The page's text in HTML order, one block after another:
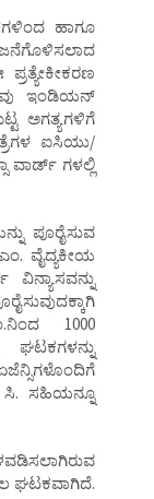
ಹಾಗೂ
ಇಂಡಿಯನ್
ಅಗತ್ಯಗಳಿಗೆ
ಐಸಿಯು/
ವಾರ್ಡ್ ಗಳಲ್ಲಿ
ಪೂರೈಸುವ
ವೈದ್ಯಕೀಯ
1000
ಸಿ. ಸಹಿಯನ್ನೂ
ಘಟಕವಾಗಿದೆ.